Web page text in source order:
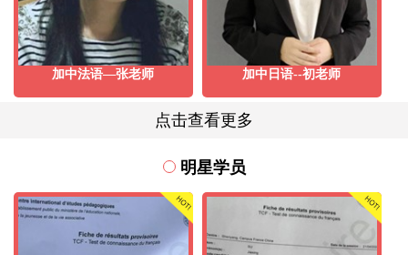
加中法语—张老师 加中日语--初老师
点击查看更多
明星学员